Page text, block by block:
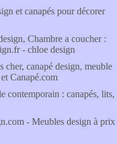
et canapés pour décorer
Chambre a coucher :
- chloe design
cher, canapé design, meuble
Canapé.com
contemporain : canapés, lits,
- Meubles design à prix